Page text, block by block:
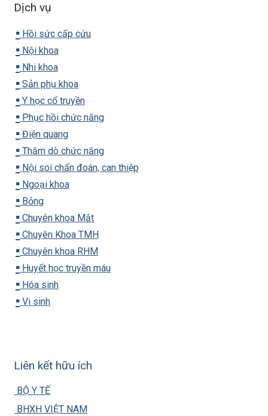
Dịch vụ
▪️ Hồi sức cấp cứu
▪️ Nội khoa
▪️ Nhi khoa
▪️ Sản phụ khoa
▪️ Y học cổ truyền
▪️ Phục hồi chức năng
▪️ Điện quang
▪️ Thăm dò chức năng
▪️ Nội soi chẩn đoán, can thiệp
▪️ Ngoại khoa
▪️ Bỏng
▪️ Chuyên khoa Mắt
▪️ Chuyên Khoa TMH
▪️ Chuyên khoa RHM
▪️ Huyết học truyền máu
▪️ Hóa sinh
▪️ Vi sinh
Liên kết hữu ích
BỘ Y TẾ
BHXH VIỆT NAM